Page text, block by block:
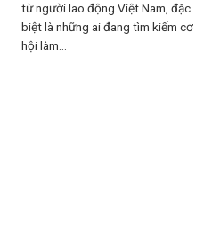
từ người lao động Việt Nam, đặc
biệt là những ai đang tìm kiếm cơ
hội làm...